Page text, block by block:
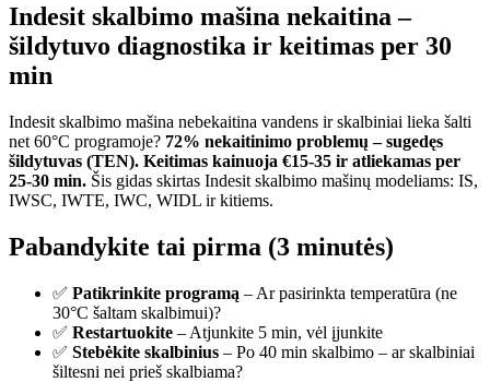
Indesit skalbimo mašina nekaitina –
šildytuvo diagnostika ir keitimas per 30
min
Indesit skalbimo mašina nebekaitina vandens ir skalbiniai lieka šalti
net 60°C programoje? 72% nekaitinimo problemų – sugedęs
šildytuvas (TEN). Keitimas kainuoja €15-35 ir atliekamas per
25-30 min. Šis gidas skirtas Indesit skalbimo mašinų modeliams: IS,
IWSC, IWTE, IWC, WIDL ir kitiems.
Pabandykite tai pirma (3 minutės)
✅ Patikrinkite programą – Ar pasirinkta temperatūra (ne
30°C šaltam skalbimui)?
✅ Restartuokite – Atjunkite 5 min, vėl įjunkite
✅ Stebėkite skalbinius – Po 40 min skalbimo – ar skalbiniai
šiltesni nei prieš skalbiama?